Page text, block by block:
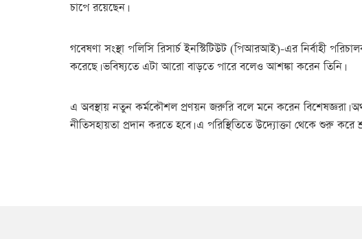
চাপে রয়েছেন।
গবেষণা সংস্থা পলিসি রিসার্চ ইনস্টিটিউট (পিআরআই)-এর নির্বাহী
করেছে। ভবিষ্যতে এটা আরো বাড়তে পারে বলেও আশঙ্কা করেন তিনি।
এ অবস্থায় নতুন কর্মকৌশল প্রণয়ন জরুরি বলে মনে করেন বিশেষজ্ঞরা।
নীতিসহায়তা প্রদান করতে হবে। এ পরিস্থিতিতে উদ্যোক্তা থেকে শুরু করে